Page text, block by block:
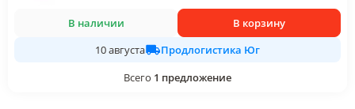
В наличии
В корзину
10 августа
Продлогистика Юг
Всего 1 предложение